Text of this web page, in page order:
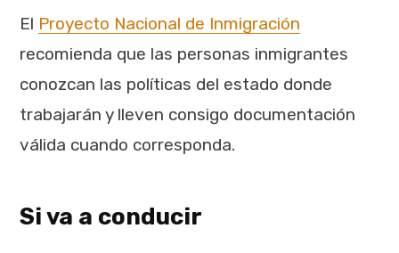
El Proyecto Nacional de Inmigración
recomienda que las personas inmigrantes
conozcan las políticas del estado donde
trabajarán y lleven consigo documentación
válida cuando corresponda.
Si va a conducir